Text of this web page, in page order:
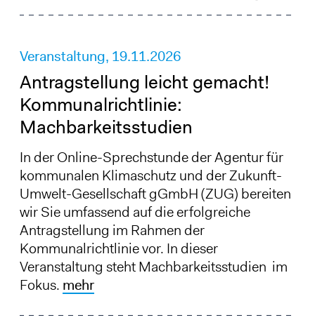
Veranstaltung, 19.11.2026
Antragstellung leicht gemacht!
Kommunalrichtlinie:
Machbarkeitsstudien
In der Online-Sprechstunde der Agentur für
kommunalen Klimaschutz und der Zukunft-
Umwelt-Gesellschaft gGmbH (ZUG) bereiten
wir Sie umfassend auf die erfolgreiche
Antragstellung im Rahmen der
Kommunalrichtlinie vor. In dieser
Veranstaltung steht Machbarkeitsstudien im
Fokus. mehr